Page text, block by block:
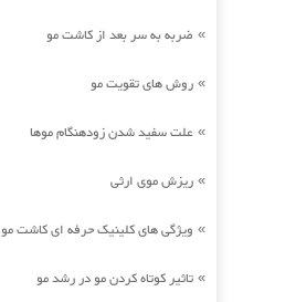
» ضربه به سر بعد از کاشت مو
» روش های تقویت مو
» علت سفید شدن زودهنگام موها
» ریزش موی ارثی
» ویژگی های کلینیک حرفه ای کاشت مو
» تاثیر کوتاه کردن مو در رشد مو